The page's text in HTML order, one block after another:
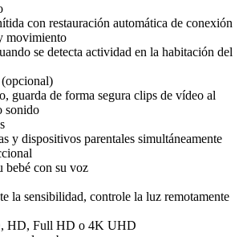
con restauración automática de conexión
movimiento
se detecta actividad en la habitación del
guarda de forma segura clips de vídeo al
sonido
y dispositivos parentales simultáneamente
bebé con su voz
la sensibilidad, controle la luz remotamente
HD, Full HD o 4K UHD